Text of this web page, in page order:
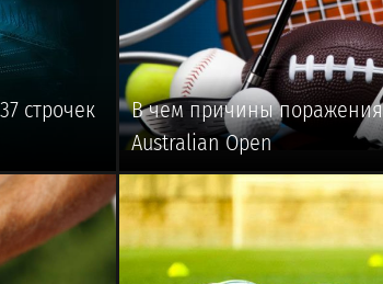
строчек
В чем причины
Australian Open
🥎 #ТЕННИС